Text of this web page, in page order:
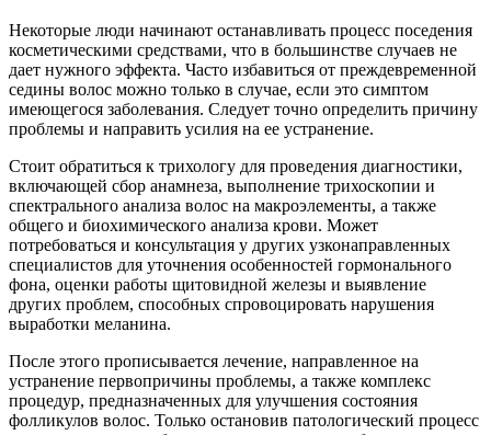
Некоторые люди начинают останавливать процесс поседения
косметическими средствами, что в большинстве случаев не
дает нужного эффекта. Часто избавиться от преждевременной
седины волос можно только в случае, если это симптом
имеющегося заболевания. Следует точно определить причину
проблемы и направить усилия на ее устранение.
Стоит обратиться к трихологу для проведения диагностики,
включающей сбор анамнеза, выполнение трихоскопии и
спектрального анализа волос на макроэлементы, а также
общего и биохимического анализа крови. Может
потребоваться и консультация у других узконаправленных
специалистов для уточнения особенностей гормонального
фона, оценки работы щитовидной железы и выявление
других проблем, способных спровоцировать нарушения
выработки меланина.
После этого прописывается лечение, направленное на
устранение первопричины проблемы, а также комплекс
процедур, предназначенных для улучшения состояния
фолликулов волос. Только остановив патологический процесс